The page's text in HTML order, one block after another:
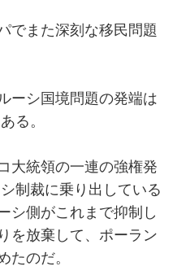
でまた深刻な移民問題
ーシ国境問題の発端は
る。
大統領の一連の強権発
制裁に乗り出している
シ側がこれまで抑制し
を放棄して、ポーラン
たのだ。